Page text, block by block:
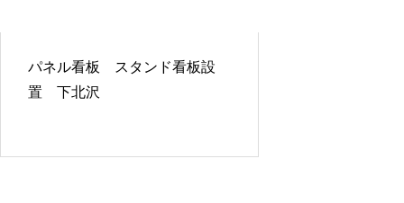
パネル看板 スタンド看板設
置 下北沢